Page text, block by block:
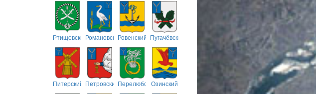
РтищевскийРомановскийРовенский Пугачёвский
Питерский ПетровскийПерелюбскийОзинский